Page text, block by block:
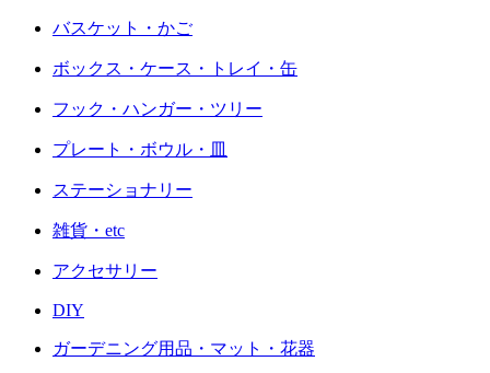
バスケット・かご
ボックス・ケース・トレイ・缶
フック・ハンガー・ツリー
プレート・ボウル・皿
ステーショナリー
雑貨・etc
アクセサリー
DIY
ガーデニング用品・マット・花器